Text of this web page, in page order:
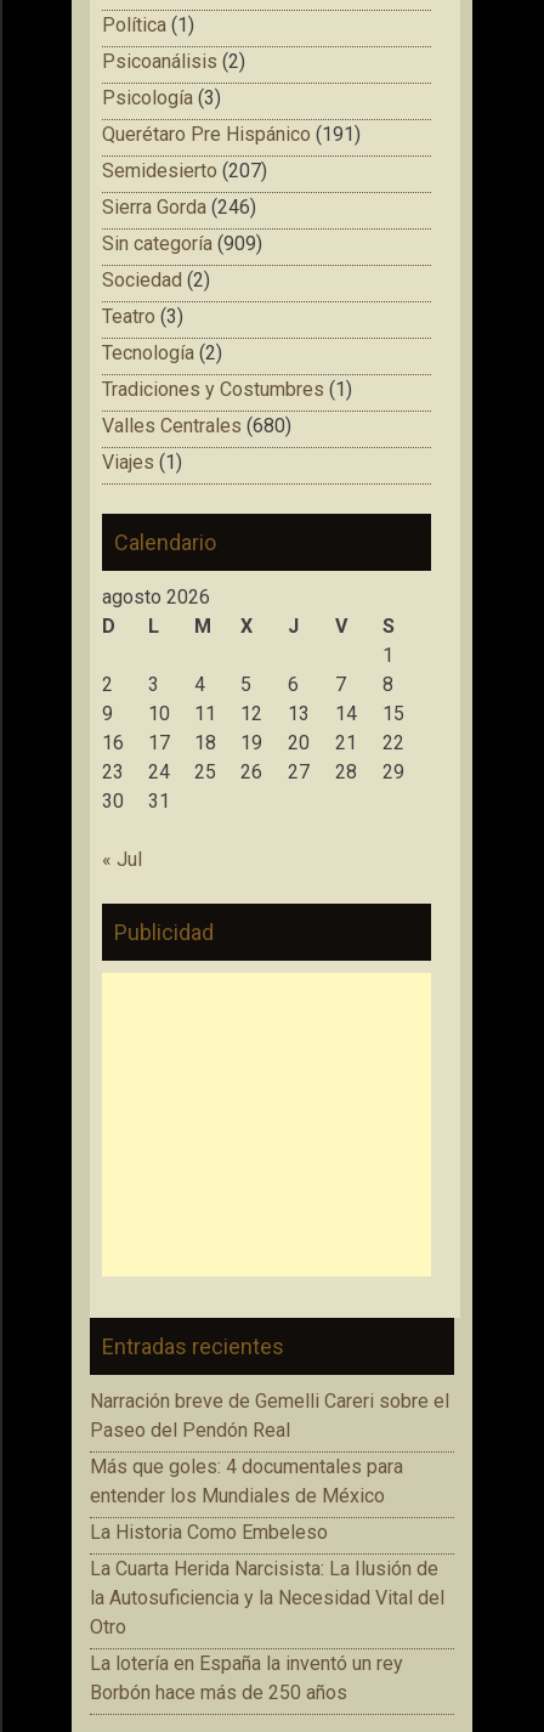
Política (1)
Psicoanálisis (2)
Psicología (3)
Querétaro Pre Hispánico (191)
Semidesierto (207)
Sierra Gorda (246)
Sin categoría (909)
Sociedad (2)
Teatro (3)
Tecnología (2)
Tradiciones y Costumbres (1)
Valles Centrales (680)
Viajes (1)
Calendario
agosto 2026
D
L M X J V
S
1
2
3 4 5 6 7
8
9
10 11 12 13 14
15
16
17 18 19 20 21
22
23
24 25 26 27 28
29
30
31
« Jul
Publicidad
Entradas recientes
Narración breve de Gemelli Careri sobre el
Paseo del Pendón Real
Más que goles: 4 documentales para
entender los Mundiales de México
La Historia Como Embeleso
La Cuarta Herida Narcisista: La Ilusión de
la Autosuficiencia y la Necesidad Vital del
Otro
La lotería en España la inventó un rey
Borbón hace más de 250 años